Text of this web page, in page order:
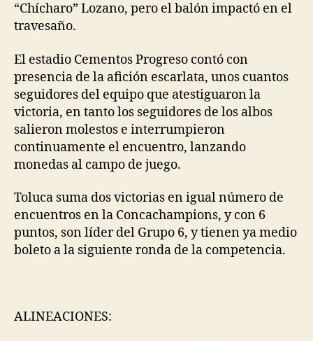
“Chícharo” Lozano, pero el balón impactó en el
travesaño.
El estadio Cementos Progreso contó con
presencia de la afición escarlata, unos cuantos
seguidores del equipo que atestiguaron la
victoria, en tanto los seguidores de los albos
salieron molestos e interrumpieron
continuamente el encuentro, lanzando
monedas al campo de juego.
Toluca suma dos victorias en igual número de
encuentros en la Concachampions, y con 6
puntos, son líder del Grupo 6, y tienen ya medio
boleto a la siguiente ronda de la competencia.
ALINEACIONES: